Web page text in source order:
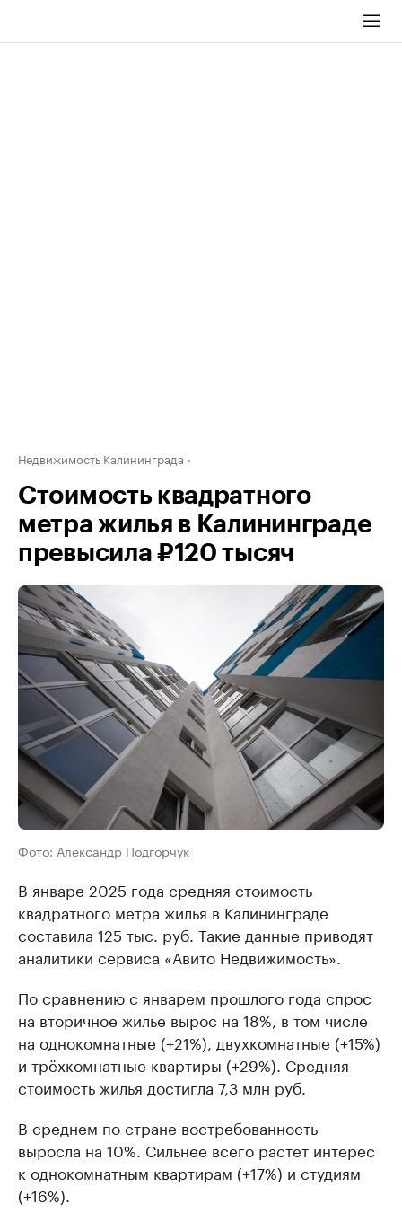
Недвижимость Калининграда
Стоимость квадратного
метра жилья в Калининграде
превысила ₽120 тысяч
Фото: Александр Подгорчук
В январе 2025 года средняя стоимость
квадратного метра жилья в Калининграде
составила 125 тыс. руб. Такие данные приводят
аналитики сервиса «Авито Недвижимость».
По сравнению с январем прошлого года спрос
на вторичное жилье вырос на 18%, в том числе
на однокомнатные (+21%), двухкомнатные (+15%)
и трёхкомнатные квартиры (+29%). Средняя
стоимость жилья достигла 7,3 млн руб.
В среднем по стране востребованность
выросла на 10%. Сильнее всего растет интерес
к однокомнатным квартирам (+17%) и студиям
(+16%).